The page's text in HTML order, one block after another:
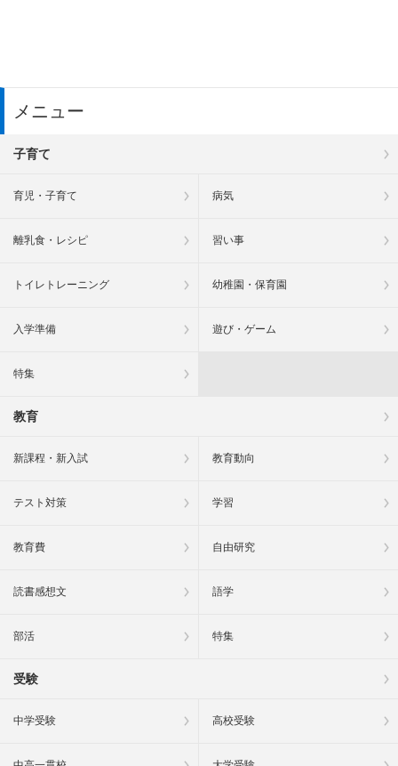
メニュー
子育て
育児・子育て 病気
離乳食・レシピ 習い事
トイレトレーニング 幼稚園・保育園
入学準備 遊び・ゲーム
特集
教育
新課程・新入試 教育動向
テスト対策 学習
教育費 自由研究
読書感想文 語学
部活 特集
受験
中学受験 高校受験